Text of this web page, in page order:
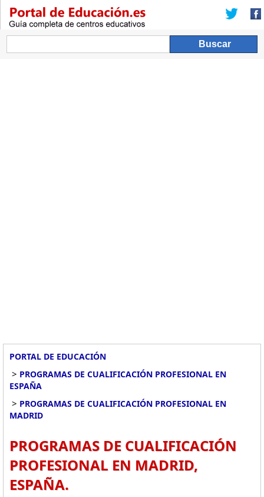
PORTAL DE EDUCACIÓN
> PROGRAMAS DE CUALIFICACIÓN PROFESIONAL EN
ESPAÑA
> PROGRAMAS DE CUALIFICACIÓN PROFESIONAL EN
MADRID
PROGRAMAS DE CUALIFICACIÓN
PROFESIONAL EN MADRID,
ESPAÑA.